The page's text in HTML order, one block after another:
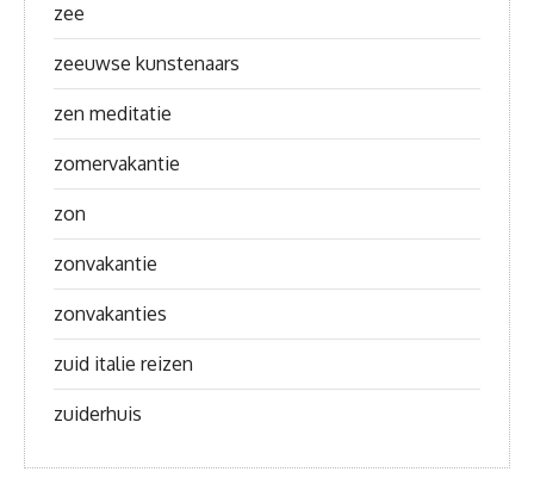
zee
zeeuwse kunstenaars
zen meditatie
zomervakantie
zon
zonvakantie
zonvakanties
zuid italie reizen
zuiderhuis